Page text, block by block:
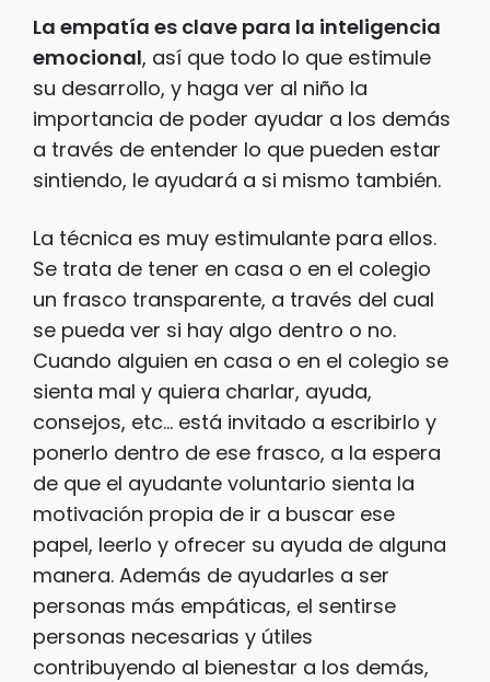
La empatía es clave para la inteligencia
emocional, así que todo lo que estimule
su desarrollo, y haga ver al niño la
importancia de poder ayudar a los demás
a través de entender lo que pueden estar
sintiendo, le ayudará a si mismo también.
La técnica es muy estimulante para ellos.
Se trata de tener en casa o en el colegio
un frasco transparente, a través del cual
se pueda ver si hay algo dentro o no.
Cuando alguien en casa o en el colegio se
sienta mal y quiera charlar, ayuda,
consejos, etc… está invitado a escribirlo y
ponerlo dentro de ese frasco, a la espera
de que el ayudante voluntario sienta la
motivación propia de ir a buscar ese
papel, leerlo y ofrecer su ayuda de alguna
manera. Además de ayudarles a ser
personas más empáticas, el sentirse
personas necesarias y útiles
contribuyendo al bienestar a los demás,